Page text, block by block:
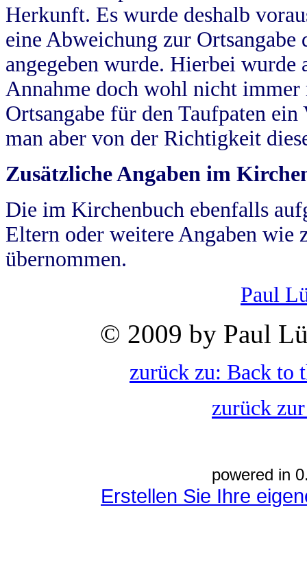
Herkunft. Es wurde deshalb
eine Abweichung zur
angegeben wurde. Hierbei wurde
Annahme doch wohl nicht
Ortsangabe für den Taufpaten
man aber von der Richtigkeit
Zusätzliche Angaben im
Die im Kirchenbuch ebenfalls
Eltern oder weitere Angaben wie
übernommen.
Paul
© 2009 by Paul
zurück zu: Back to
zurück
powered in
Erstellen Sie Ihre